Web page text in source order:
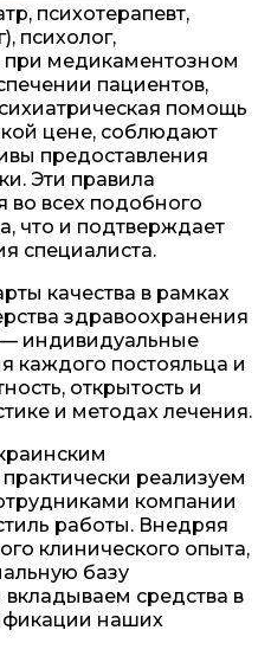
психотерапевт,
психолог,
медикаментозном
пациентов,
помощь
цене, соблюдают
предоставления
Эти правила
во всех подобного
что и подтверждает
специалиста.
качества в рамках
здравоохранения
индивидуальные
каждого постояльца и
открытость и
и методах лечения.
реализуем
компании
работы. Внедряя
клинического опыта,
базу
средства в
наших